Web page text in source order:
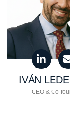
IVÁN
CEO & Co-